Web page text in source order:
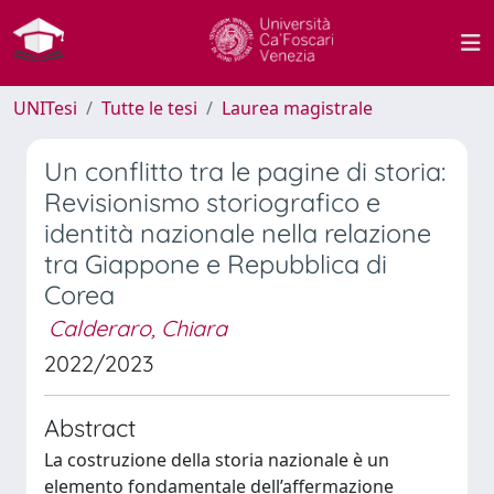
UNITesi Tutte le tesi Laurea magistrale
Un conflitto tra le pagine di storia:
Revisionismo storiografico e
identità nazionale nella relazione
tra Giappone e Repubblica di
Corea
Calderaro, Chiara
2022/2023
Abstract
La costruzione della storia nazionale è un
elemento fondamentale dell’affermazione